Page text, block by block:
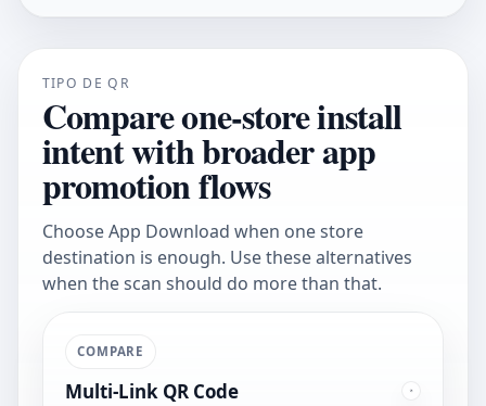
TIPO DE QR
Compare one-store install
intent with broader app
promotion flows
Choose App Download when one store
destination is enough. Use these alternatives
when the scan should do more than that.
COMPARE
Multi-Link QR Code